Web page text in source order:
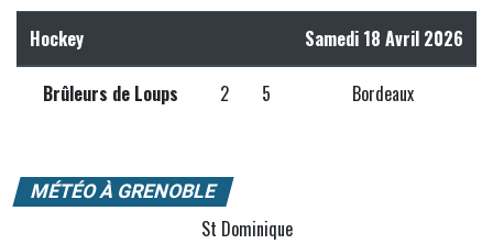
Hockey Samedi 18 Avril 2026
Brûleurs de Loups 2 5 Bordeaux
MÉTÉO À GRENOBLE
St Dominique